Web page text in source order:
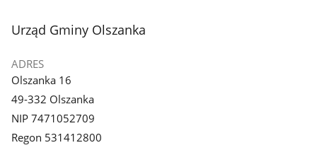
stopka
Urząd Gminy Olszanka
ADRES
Olszanka 16
49-332 Olszanka
NIP 7471052709
Regon 531412800